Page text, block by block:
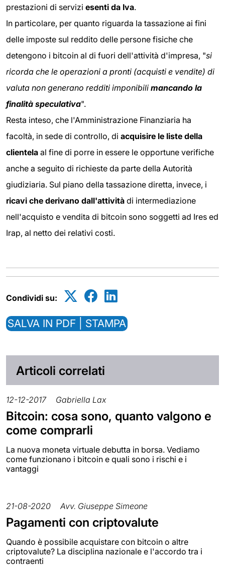
prestazioni di servizi esenti da Iva.
In particolare, per quanto riguarda la tassazione ai fini
delle imposte sul reddito delle persone fisiche che
detengono i bitcoin al di fuori dell'attività d'impresa, "si
ricorda che le operazioni a pronti (acquisti e vendite) di
valuta non generano redditi imponibili mancando la
finalità speculativa".
Resta inteso, che l'Amministrazione Finanziaria ha
facoltà, in sede di controllo, di acquisire le liste della
clientela al fine di porre in essere le opportune verifiche
anche a seguito di richieste da parte della Autorità
giudiziaria. Sul piano della tassazione diretta, invece, i
ricavi che derivano dall'attività di intermediazione
nell'acquisto e vendita di bitcoin sono soggetti ad Ires ed
Irap, al netto dei relativi costi.
Condividi su:
SALVA IN PDF | STAMPA
Articoli correlati
12-12-2017 Gabriella Lax
Bitcoin: cosa sono, quanto valgono e
come comprarli
La nuova moneta virtuale debutta in borsa. Vediamo
come funzionano i bitcoin e quali sono i rischi e i
vantaggi
21-08-2020 Avv. Giuseppe Simeone
Pagamenti con criptovalute
Quando è possibile acquistare con bitcoin o altre
criptovalute? La disciplina nazionale e l'accordo tra i
contraenti